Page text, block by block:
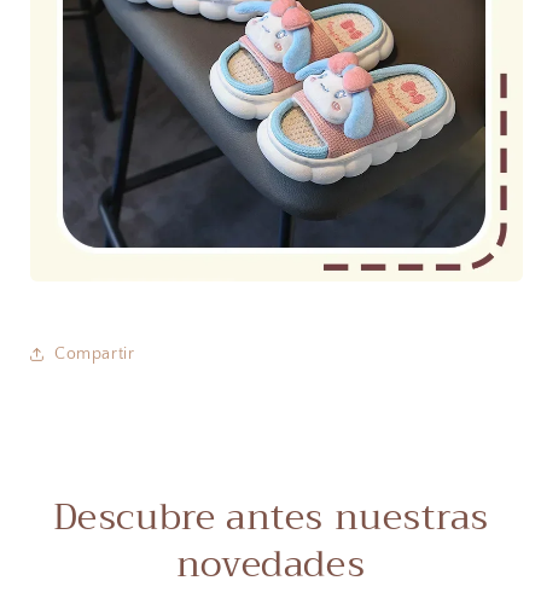
Compartir
Descubre antes nuestras
novedades